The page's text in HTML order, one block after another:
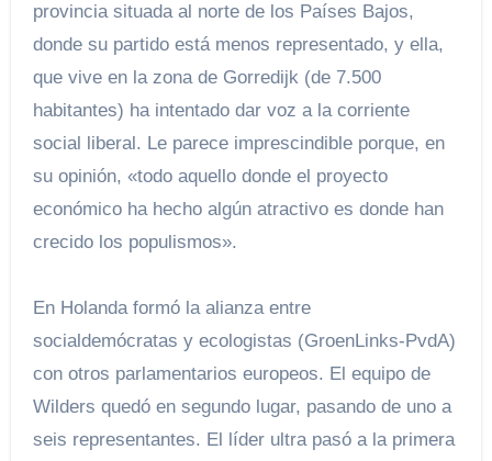
provincia situada al norte de los Países Bajos,
donde su partido está menos representado, y ella,
que vive en la zona de Gorredijk (de 7.500
habitantes) ha intentado dar voz a la corriente
social liberal. Le parece imprescindible porque, en
su opinión, «todo aquello donde el proyecto
económico ha hecho algún atractivo es donde han
crecido los populismos».
En Holanda formó la alianza entre
socialdemócratas y ecologistas (GroenLinks-PvdA)
con otros parlamentarios europeos. El equipo de
Wilders quedó en segundo lugar, pasando de uno a
seis representantes. El líder ultra pasó a la primera